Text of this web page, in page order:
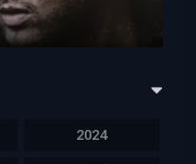
2024